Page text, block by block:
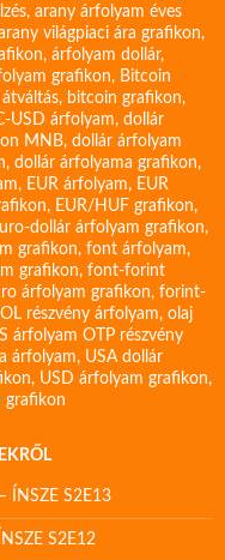
, arany árfolyam éves
világpiaci ára grafikon,
, árfolyam dollár,
grafikon, Bitcoin
, bitcoin grafikon,
USD árfolyam, dollár
MNB, dollár árfolyam
, dollár árfolyama grafikon,
, EUR árfolyam, EUR
, EUR/HUF grafikon,
dollár árfolyam grafikon,
grafikon, font árfolyam,
grafikon, font-forint
árfolyam grafikon, forint-
részvény árfolyam, olaj
árfolyam OTP részvény
árfolyam, USA dollár
, USD árfolyam grafikon,
grafikon
ÍNSZE S2E13
S2E12